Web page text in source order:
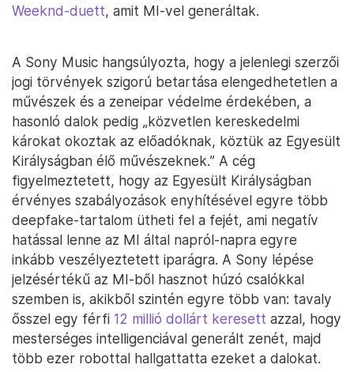
Weeknd-duett, amit MI-vel generáltak.
A Sony Music hangsúlyozta, hogy a jelenlegi szerzői
jogi törvények szigorú betartása elengedhetetlen a
művészek és a zeneipar védelme érdekében, a
hasonló dalok pedig „közvetlen kereskedelmi
károkat okoztak az előadóknak, köztük az Egyesült
Királyságban élő művészeknek.” A cég
figyelmeztetett, hogy az Egyesült Királyságban
érvényes szabályozások enyhítésével egyre több
deepfake-tartalom ütheti fel a fejét, ami negatív
hatással lenne az MI által napról-napra egyre
inkább veszélyeztetett iparágra. A Sony lépése
jelzésértékű az MI-ből hasznot húzó csalókkal
szemben is, akikből szintén egyre több van: tavaly
ősszel egy férfi 12 millió dollárt keresett azzal, hogy
mesterséges intelligenciával generált zenét, majd
több ezer robottal hallgattatta ezeket a dalokat.